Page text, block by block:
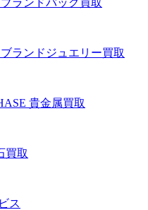
ブランドジュエリー買取
貴金属買取
買取
ス